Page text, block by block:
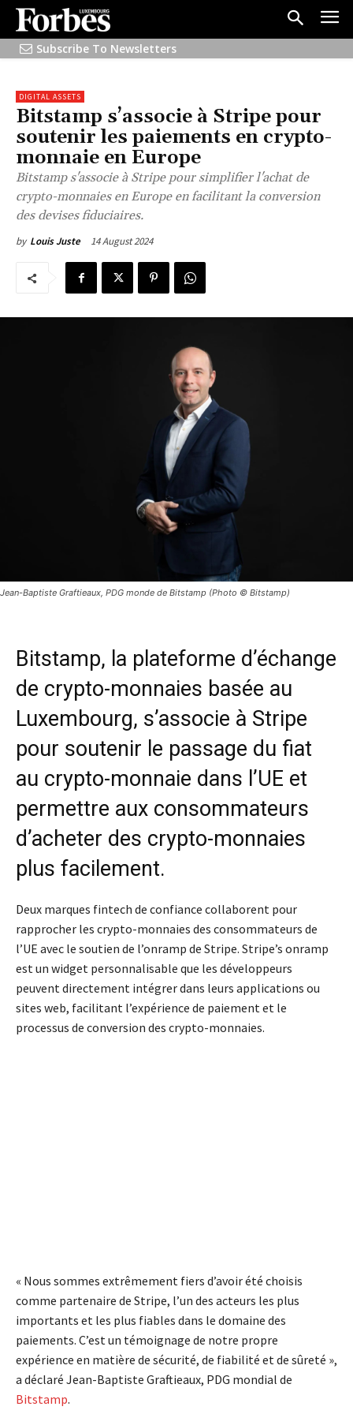
Subscribe To Newsletters
DIGITAL ASSETS
Bitstamp s’associe à Stripe pour
soutenir les paiements en crypto-
monnaie en Europe
Bitstamp s'associe à Stripe pour simplifier l'achat de
crypto-monnaies en Europe en facilitant la conversion
des devises fiduciaires.
by Louis Juste 14 August 2024
Jean-Baptiste Graftieaux, PDG monde de Bitstamp (Photo © Bitstamp)
Bitstamp, la plateforme d’échange
de crypto-monnaies basée au
Luxembourg, s’associe à Stripe
pour soutenir le passage du fiat
au crypto-monnaie dans l’UE et
permettre aux consommateurs
d’acheter des crypto-monnaies
plus facilement.
Deux marques fintech de confiance collaborent pour
rapprocher les crypto-monnaies des consommateurs de
l’UE avec le soutien de l’onramp de Stripe. Stripe’s onramp
est un widget personnalisable que les développeurs
peuvent directement intégrer dans leurs applications ou
sites web, facilitant l’expérience de paiement et le
processus de conversion des crypto-monnaies.
« Nous sommes extrêmement fiers d’avoir été choisis
comme partenaire de Stripe, l’un des acteurs les plus
importants et les plus fiables dans le domaine des
paiements. C’est un témoignage de notre propre
expérience en matière de sécurité, de fiabilité et de sûreté »,
a déclaré Jean-Baptiste Graftieaux, PDG mondial de
Bitstamp.